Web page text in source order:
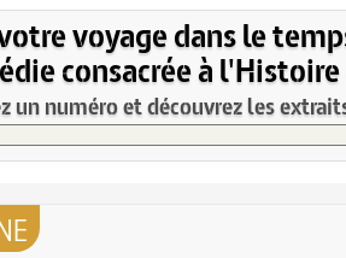
voyage dans le
consacrée à l'Histoire
un numéro et découvrez les